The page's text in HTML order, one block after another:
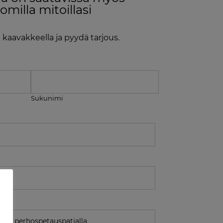
mitoillasi
ja pyydä tarjous.
Sukunimi